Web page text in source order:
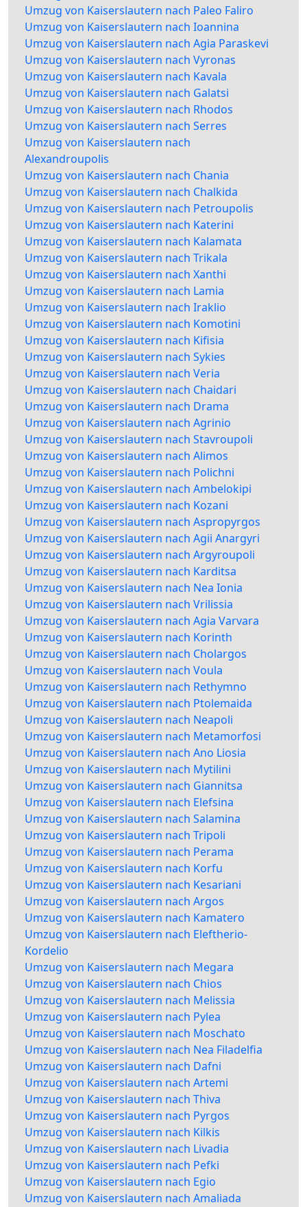
Umzug von Kaiserslautern nach Paleo Faliro
Umzug von Kaiserslautern nach Ioannina
Umzug von Kaiserslautern nach Agia Paraskevi
Umzug von Kaiserslautern nach Vyronas
Umzug von Kaiserslautern nach Kavala
Umzug von Kaiserslautern nach Galatsi
Umzug von Kaiserslautern nach Rhodos
Umzug von Kaiserslautern nach Serres
Umzug von Kaiserslautern nach
Alexandroupolis
Umzug von Kaiserslautern nach Chania
Umzug von Kaiserslautern nach Chalkida
Umzug von Kaiserslautern nach Petroupolis
Umzug von Kaiserslautern nach Katerini
Umzug von Kaiserslautern nach Kalamata
Umzug von Kaiserslautern nach Trikala
Umzug von Kaiserslautern nach Xanthi
Umzug von Kaiserslautern nach Lamia
Umzug von Kaiserslautern nach Iraklio
Umzug von Kaiserslautern nach Komotini
Umzug von Kaiserslautern nach Kifisia
Umzug von Kaiserslautern nach Sykies
Umzug von Kaiserslautern nach Veria
Umzug von Kaiserslautern nach Chaidari
Umzug von Kaiserslautern nach Drama
Umzug von Kaiserslautern nach Agrinio
Umzug von Kaiserslautern nach Stavroupoli
Umzug von Kaiserslautern nach Alimos
Umzug von Kaiserslautern nach Polichni
Umzug von Kaiserslautern nach Ambelokipi
Umzug von Kaiserslautern nach Kozani
Umzug von Kaiserslautern nach Aspropyrgos
Umzug von Kaiserslautern nach Agii Anargyri
Umzug von Kaiserslautern nach Argyroupoli
Umzug von Kaiserslautern nach Karditsa
Umzug von Kaiserslautern nach Nea Ionia
Umzug von Kaiserslautern nach Vrilissia
Umzug von Kaiserslautern nach Agia Varvara
Umzug von Kaiserslautern nach Korinth
Umzug von Kaiserslautern nach Cholargos
Umzug von Kaiserslautern nach Voula
Umzug von Kaiserslautern nach Rethymno
Umzug von Kaiserslautern nach Ptolemaida
Umzug von Kaiserslautern nach Neapoli
Umzug von Kaiserslautern nach Metamorfosi
Umzug von Kaiserslautern nach Ano Liosia
Umzug von Kaiserslautern nach Mytilini
Umzug von Kaiserslautern nach Giannitsa
Umzug von Kaiserslautern nach Elefsina
Umzug von Kaiserslautern nach Salamina
Umzug von Kaiserslautern nach Tripoli
Umzug von Kaiserslautern nach Perama
Umzug von Kaiserslautern nach Korfu
Umzug von Kaiserslautern nach Kesariani
Umzug von Kaiserslautern nach Argos
Umzug von Kaiserslautern nach Kamatero
Umzug von Kaiserslautern nach Eleftherio-
Kordelio
Umzug von Kaiserslautern nach Megara
Umzug von Kaiserslautern nach Chios
Umzug von Kaiserslautern nach Melissia
Umzug von Kaiserslautern nach Pylea
Umzug von Kaiserslautern nach Moschato
Umzug von Kaiserslautern nach Nea Filadelfia
Umzug von Kaiserslautern nach Dafni
Umzug von Kaiserslautern nach Artemi
Umzug von Kaiserslautern nach Thiva
Umzug von Kaiserslautern nach Pyrgos
Umzug von Kaiserslautern nach Kilkis
Umzug von Kaiserslautern nach Livadia
Umzug von Kaiserslautern nach Pefki
Umzug von Kaiserslautern nach Egio
Umzug von Kaiserslautern nach Amaliada